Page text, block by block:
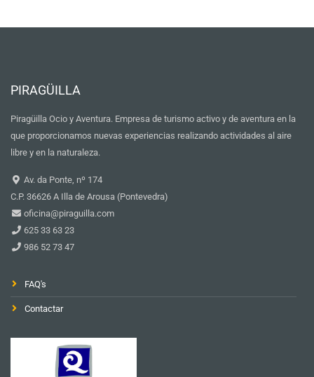
PIRAGÜILLA
Piragüilla Ocio y Aventura. Empresa de turismo activo y de aventura en la
que proporcionamos nuevas experiencias realizando actividades al aire
libre y en la naturaleza.
Av. da Ponte, nº 174
C.P. 36626 A Illa de Arousa (Pontevedra)
oficina@piraguilla.com
625 33 63 23
986 52 73 47
FAQ's
Contactar